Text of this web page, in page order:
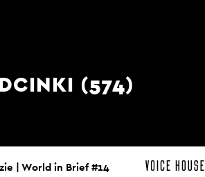
(574)
| World in Brief #14